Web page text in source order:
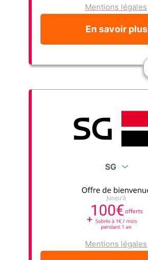
Mentions légales
En savoir plus
SG
Mentions légales